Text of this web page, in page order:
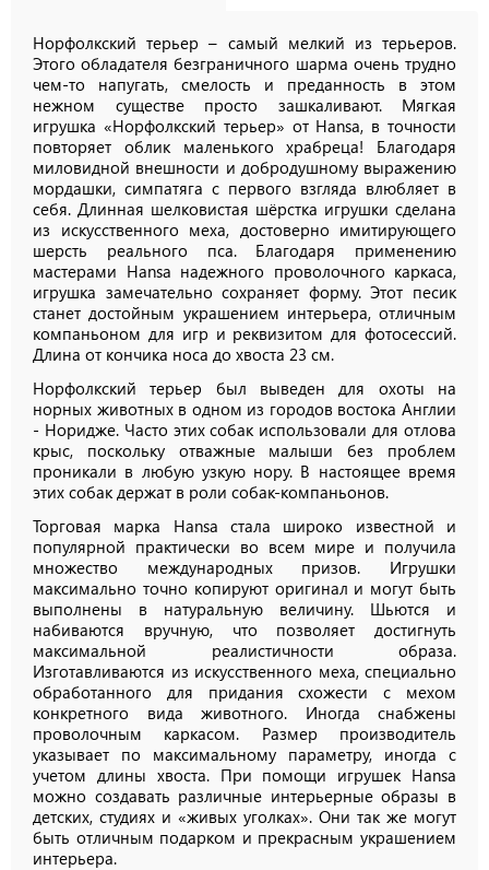
Норфолкский терьер – самый мелкий из терьеров.
Этого обладателя безграничного шарма очень трудно
чем-то напугать, смелость и преданность в этом
нежном существе просто зашкаливают. Мягкая
игрушка «Норфолкский терьер» от Hansa, в точности
повторяет облик маленького храбреца! Благодаря
миловидной внешности и добродушному выражению
мордашки, симпатяга с первого взгляда влюбляет в
себя. Длинная шелковистая шёрстка игрушки сделана
из искусственного меха, достоверно имитирующего
шерсть реального пса. Благодаря применению
мастерами Hansa надежного проволочного каркаса,
игрушка замечательно сохраняет форму. Этот песик
станет достойным украшением интерьера, отличным
компаньоном для игр и реквизитом для фотосессий.
Длина от кончика носа до хвоста 23 см.
Норфолкский терьер был выведен для охоты на
норных животных в одном из городов востока Англии
- Норидже. Часто этих собак использовали для отлова
крыс, поскольку отважные малыши без проблем
проникали в любую узкую нору. В настоящее время
этих собак держат в роли собак-компаньонов.
Торговая марка Hansa стала широко известной и
популярной практически во всем мире и получила
множество международных призов. Игрушки
максимально точно копируют оригинал и могут быть
выполнены в натуральную величину. Шьются и
набиваются вручную, что позволяет достигнуть
максимальной реалистичности образа.
Изготавливаются из искусственного меха, специально
обработанного для придания схожести с мехом
конкретного вида животного. Иногда снабжены
проволочным каркасом. Размер производитель
указывает по максимальному параметру, иногда с
учетом длины хвоста. При помощи игрушек Hansa
можно создавать различные интерьерные образы в
детских, студиях и «живых уголках». Они так же могут
быть отличным подарком и прекрасным украшением
интерьера.